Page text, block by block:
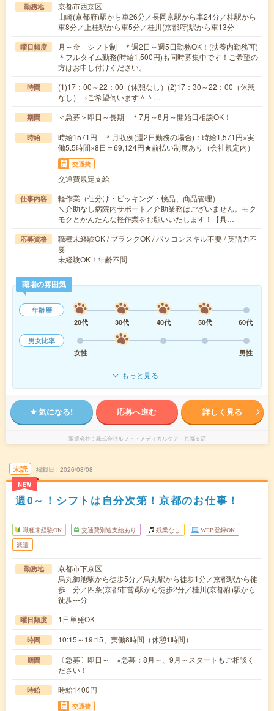
勤務地
京都市西京区
山崎(京都府)駅から車26分／長岡京駅から車24分／桂駅から
車8分／上桂駅から車5分／桂川(京都府)駅から車13分
曜日頻度
月～金 シフト制 ＊週2日～週5日勤務OK！(扶養内勤務可)
＊フルタイム勤務(時給1,500円)も同時募集中です！ご希望の
方はお申し付けください。
時間
(1)17：00～22：00（休憩なし）(2)17：30～22：00（休憩
なし）→ご希望伺います＾＾…
期間 ＜急募＞即日～長期 ＊7月～8月～開始日相談OK！
時給
時給1571円 ＊月収例(週2日勤務の場合)：時給1,571円×実
働5.5時間×8日＝69,124円★前払い制度あり（会社規定内）
交通費
交通費規定支給
仕事内容
軽作業（仕分け・ピッキング・検品、商品管理）
＼介助なし病院内サポート／介助業務はございません。モク
モクとかんたんな軽作業をお願いいたします！【具…
応募資格
職種未経験OK / ブランクOK / パソコンスキル不要 / 英語力不
要
未経験OK！年齢不問
職場の雰囲気
年齢層
20代
30代 40代 50代
60代
男女比率
女性
男性
もっと見る
気になる! 応募へ進む 詳しく見る
派遣会社 株式会社ルフト・メディカルケア 京都支店
未読
NEW
掲載日 2026/08/08
週0～！シフトは自分次第！京都のお仕事！
職種未経験OK 交通費別途支給あり 残業なし WEB登録OK
派遣
勤務地
京都市下京区
烏丸御池駅から徒歩5分／烏丸駅から徒歩1分／京都駅から徒
歩---分／四条(京都市営)駅から徒歩2分／桂川(京都府)駅から
徒歩---分
曜日頻度 1日単発OK
時間 10:15～19:15、実働8時間（休憩1時間）
期間
〔急募〕即日～ ※急募：8月～、9月～スタートもご相談く
ださい！
時給 時給1400円
交通費